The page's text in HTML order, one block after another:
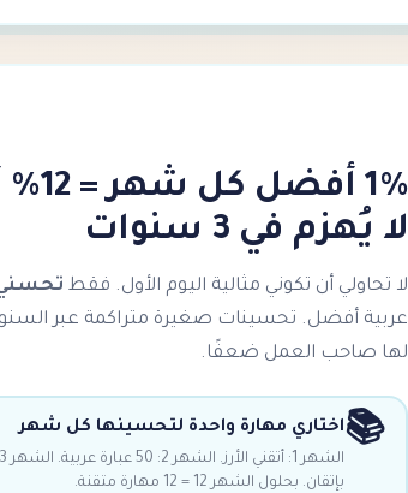
1%
لا يُهزم في 3 سنوات
لا تحاولي أن تكوني مثالية اليوم الأول. فقط تحسني 1% كل
عربية أفضل. تحسينات صغيرة متراكمة عبر
لها صاحب العمل ضعفًا.
📚اختاري مهارة واحدة لتحسينها كل شهر
بإتقان. بحلول الشهر 12 = 12 مهارة متقنة.